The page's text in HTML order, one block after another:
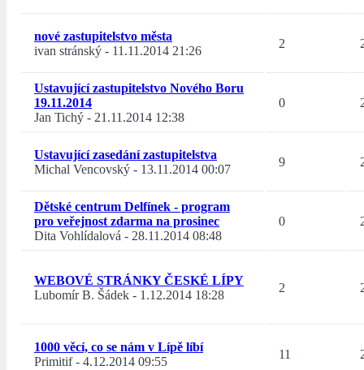
nové zastupitelstvo města
ivan stránský - 11.11.2014 21:26
2
Ustavující zastupitelstvo Nového Boru
19.11.2014
Jan Tichý - 21.11.2014 12:38
0
Ustavující zasedání zastupitelstva
Michal Vencovský - 13.11.2014 00:07
9
Dětské centrum Delfínek - program
pro veřejnost zdarma na prosinec
Dita Vohlídalová - 28.11.2014 08:48
0
WEBOVÉ STRÁNKY ČESKÉ LÍPY
Lubomír B. Šádek - 1.12.2014 18:28
2
1000 věcí, co se nám v Lípě líbí
Primitif- 4.12.2014 09:55
11